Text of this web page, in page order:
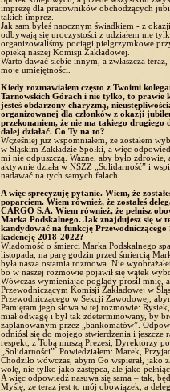
imprezę dla pracowników obchodzących
takich imprez.
Jak sam byłeś naocznym świadkiem - z
odbywają się uroczystości z udziałem nie
organizowaliśmy pociągi pielgrzymkowe
opieką naszej Komisji Zakładowej.
Warto dawać siebie innym, a zwłaszcza
moje umiejętności.
Kiedy rozmawiałem często z Twoimi
Tarnowskich Górach i nie tylko, to prawie
jesteś obdarzony charyzmą,
organizowanej dla członków z okazji
przekonaniem, że nie ma takiego drugiego
dalej działać. Co Ty na to?
Wcześniej już wspomniałem, że zostałem
w Śląskim Zakładzie Spółki, a więc
mi nie odpuszczą. Ważne, aby było
aktywnie działa w NSZZ „Solidarność” i
nadawać na tych samych falach.
A więc sprecyzuję pytanie. Wiem, że
poparciem. Wiem również, że zostałeś
CARGO S.A. Wiem również, że pełnisz
Marka Podskalnego. Jak znajdujesz się w
kandydować na funkcję
kadencję 2018-2022?
Wiadomość o śmierci Marka Podskalnego
listopada, na parę godzin przed śmiercią
była nasza ostatnia rozmowa. Nie
bo w naszej rozmowie pojawił się wątek
Wówczas wymieniając poglądy prosił mnie,
Przewodniczącym Komisji Zakładowej w
Przewodniczącego w Sekcji Zawodowej,
Pamiętam jego słowa w tej rozmowie:
miał odwagę i był tak zdeterminowany, by
zaplanowanym przez „bankomatów”.
odniósł się do mojego stwierdzenia i
respekt, z Tobą muszą Prezesi, Dyrektorzy
„Solidarności”. Powiedziałem: Marek,
Chodziło wówczas, abym Go wspierał, jako
wolę, nie tylko jako zastępca, ale jako
A więc odpowiedź nasuwa się sama – tak,
Myślę, że teraz jest to mój obowiązek, a